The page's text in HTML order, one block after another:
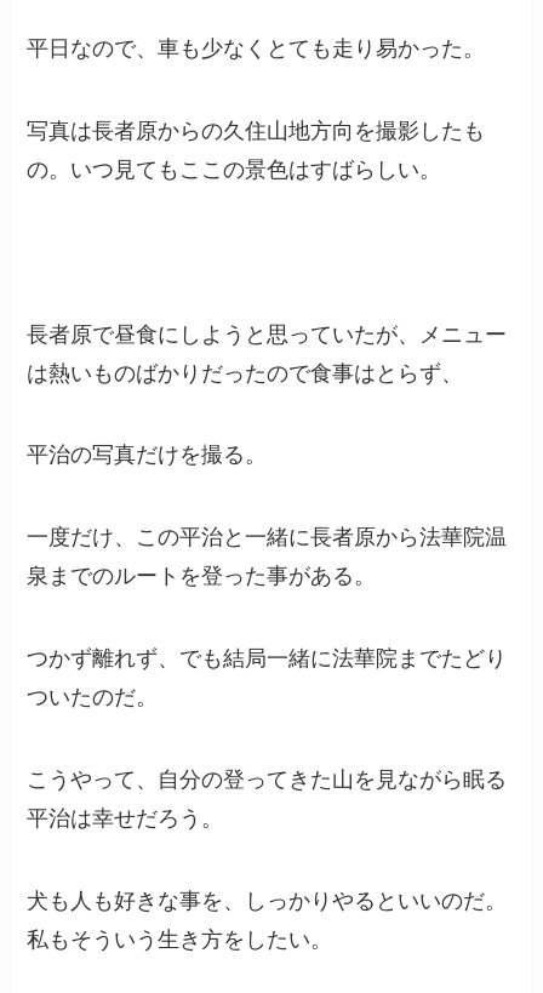
平日なので、車も少なくとても走り易かった。
写真は長者原からの久住山地方向を撮影したも
の。いつ見てもここの景色はすばらしい。
長者原で昼食にしようと思っていたが、メニュー
は熱いものばかりだったので食事はとらず、
平治の写真だけを撮る。
一度だけ、この平治と一緒に長者原から法華院温
泉までのルートを登った事がある。
つかず離れず、でも結局一緒に法華院までたどり
ついたのだ。
こうやって、自分の登ってきた山を見ながら眠る
平治は幸せだろう。
犬も人も好きな事を、しっかりやるといいのだ。
私もそういう生き方をしたい。